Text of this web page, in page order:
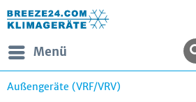
Menü
Außengeräte (VRF/VRV)